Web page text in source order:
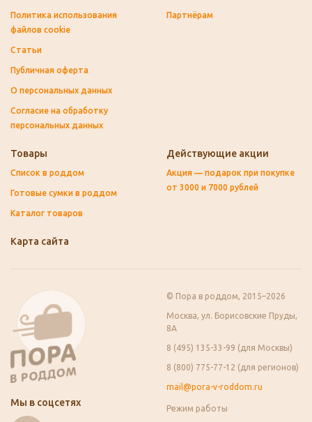
Политика использования
файлов cookie
Статьи
Публичная оферта
О персональных данных
Согласие на обработку
персональных данных
Партнёрам
Товары
Список в роддом
Готовые сумки в роддом
Каталог товаров
Действующие акции
Акция — подарок при покупке
от 3000 и 7000 рублей
Карта сайта
Мы в соцсетях
© Пора в роддом, 2015–2026
Москва, ул. Борисовские Пруды,
8А
8 (495) 135-33-99 (для Москвы)
8 (800) 775-77-12 (для регионов)
mail@pora-v-roddom.ru
Режим работы